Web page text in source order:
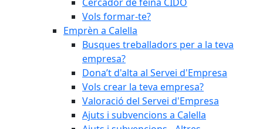
Vols formar-te?
Emprèn a Calella
Busques treballadors per a la teva
empresa?
Dona’t d'alta al Servei d'Empresa
Vols crear la teva empresa?
Valoració del Servei d'Empresa
Ajuts i subvencions a Calella